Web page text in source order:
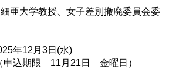
亜大学教授、女子差別撤廃委員会委
年12月3日(水)
込期限 11月21日 金曜日）